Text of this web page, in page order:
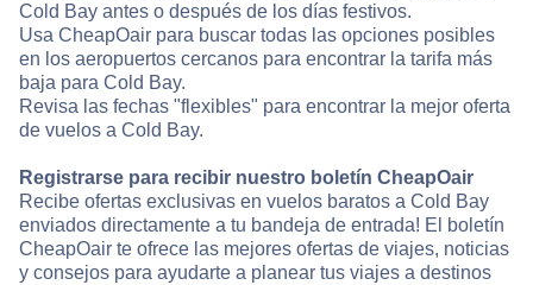
Cold Bay antes o después de los días festivos.
Usa CheapOair para buscar todas las opciones posibles
en los aeropuertos cercanos para encontrar la tarifa más
baja para Cold Bay.
Revisa las fechas "flexibles" para encontrar la mejor oferta
de vuelos a Cold Bay.
Registrarse para recibir nuestro boletín CheapOair
Recibe ofertas exclusivas en vuelos baratos a Cold Bay
enviados directamente a tu bandeja de entrada! El boletín
CheapOair te ofrece las mejores ofertas de viajes, noticias
y consejos para ayudarte a planear tus viajes a destinos